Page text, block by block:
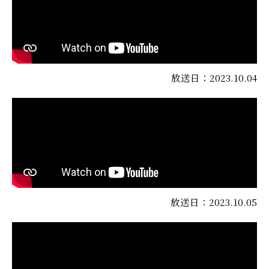
放送日：2023.10.04
放送日：2023.10.05